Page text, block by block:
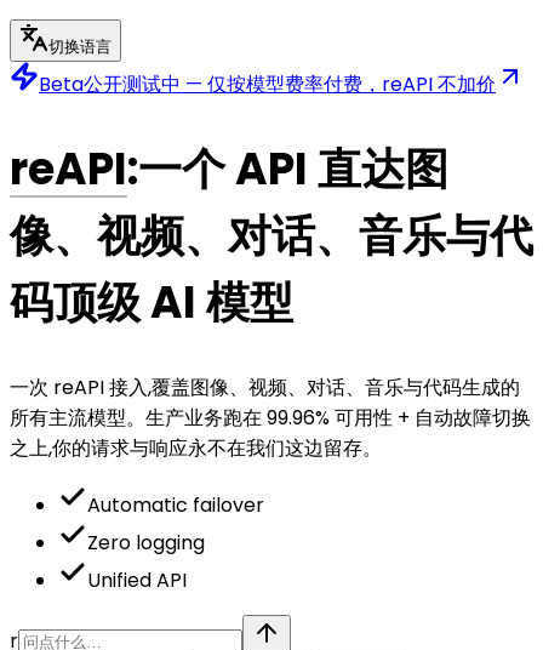
切换语言
Beta公开测试中 — 仅按模型费率付费，reAPI 不加价
reAPI:一个 API 直达图
像、视频、对话、音乐与代
码顶级 AI 模型
一次 reAPI 接入,覆盖图像、视频、对话、音乐与代码生成的
所有主流模型。生产业务跑在 99.96% 可用性 + 自动故障切换
之上,你的请求与响应永不在我们这边留存。
Automatic failover
Zero logging
Unified API
r